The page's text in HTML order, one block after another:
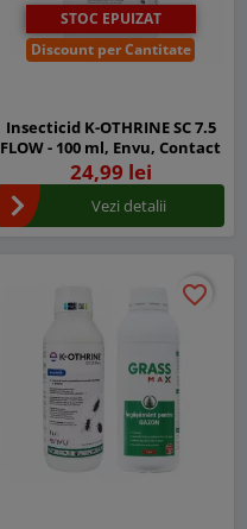
STOC EPUIZAT
Discount per Cantitate
Insecticid K-OTHRINE SC 7.5
FLOW - 100 ml, Envu, Contact
24,99 lei
Vezi detalii
favorite_border
favorite_border